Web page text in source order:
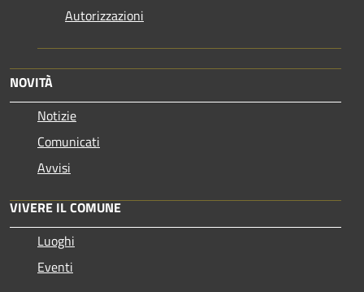
Autorizzazioni
NOVITÀ
Notizie
Comunicati
Avvisi
VIVERE IL COMUNE
Luoghi
Eventi